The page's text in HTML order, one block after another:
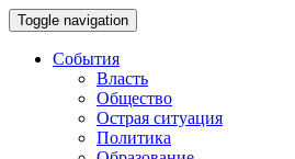
Toggle navigation
События
Власть
Общество
Острая ситуация
Политика